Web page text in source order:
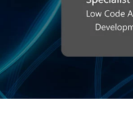
Storbritannien